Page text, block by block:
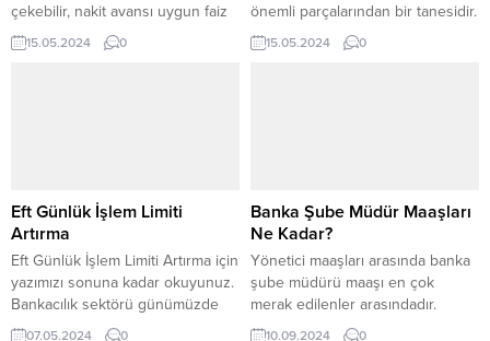
çekebilir, nakit avansı uygun faiz
oranlarıyla geri ödeyebilirsiniz.
Şekerbank nakit avans limiti nasıl
beraber online platformlar veya
şubeler aracılığıyla Şekerbank
nakit avans limiti arttırma...
15.05.2024 0
önemli parçalarından bir tanesidir.
Kredi kartı yasal takibe düşerse
ne olur? Kredi kartlarında yasal
takibe düşme durumunu...
15.05.2024 0
Eft Günlük İşlem Limiti
Artırma
Eft Günlük İşlem Limiti Artırma için
yazımızı sonuna kadar okuyunuz.
Bankacılık sektörü günümüzde
oldukça gelişme göstermektedir.
07.05.2024 0
Banka Şube Müdür Maaşları
Ne Kadar?
Yönetici maaşları arasında banka
şube müdürü maaşı en çok
merak edilenler arasındadır.
Banka sektörü direkt olarak
10.09.2024 0